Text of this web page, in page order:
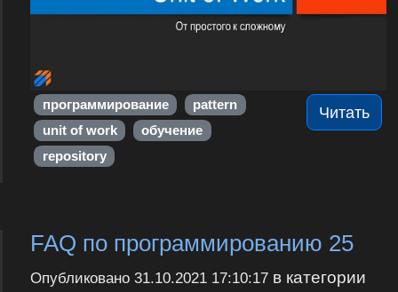
Читать
программирование
pattern
unit of work
обучение
repository
FAQ по программированию 25
Опубликовано 31.10.2021 17:10:17в категории